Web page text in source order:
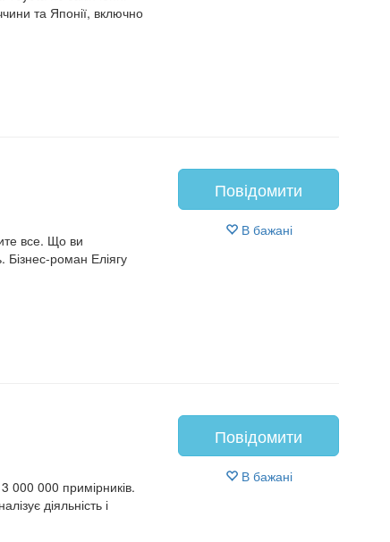
та Японії, включно
все. Що ви
Бізнес-роман Еліягу
Повідомити
В бажані
000 000 примірників.
діяльність і
Повідомити
В бажані